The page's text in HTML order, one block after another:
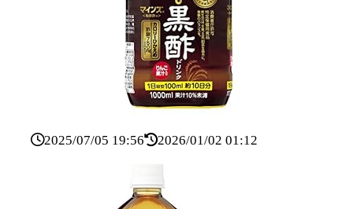
2025/07/05 19:56 2026/01/02 01:12